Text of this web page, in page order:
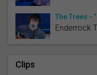
The Trees -
Enderrock
Clips